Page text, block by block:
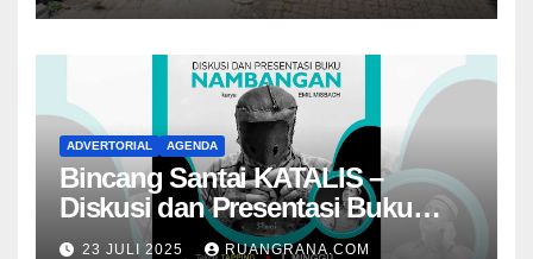
ADVERTORIAL AGENDA
Bincang Santai KATALIS –
Diskusi dan Presentasi Buku
Foto Nambangan
23 JULI 2025 RUANGRANA.COM